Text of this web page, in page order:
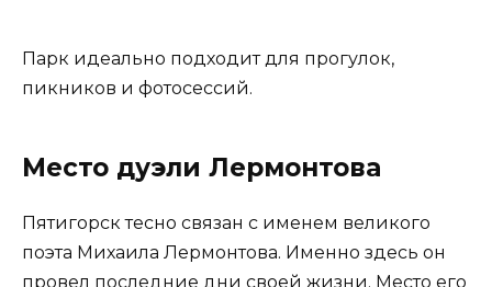
Парк идеально подходит для прогулок,
пикников и фотосессий.
Место дуэли Лермонтова
Пятигорск тесно связан с именем великого
поэта Михаила Лермонтова. Именно здесь он
провел последние дни своей жизни. Место его